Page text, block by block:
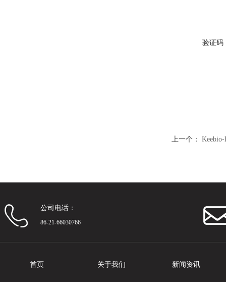
验证码
上一个：
公司电话：
86-21-66030766
首页 关于我们 新闻资讯